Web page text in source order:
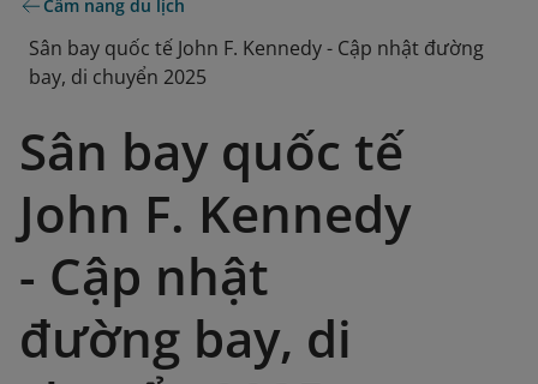
Cẩm nang du lịch
Sân bay quốc tế John F. Kennedy - Cập nhật đường
bay, di chuyển 2025
Sân bay quốc tế
John F. Kennedy
- Cập nhật
đường bay, di